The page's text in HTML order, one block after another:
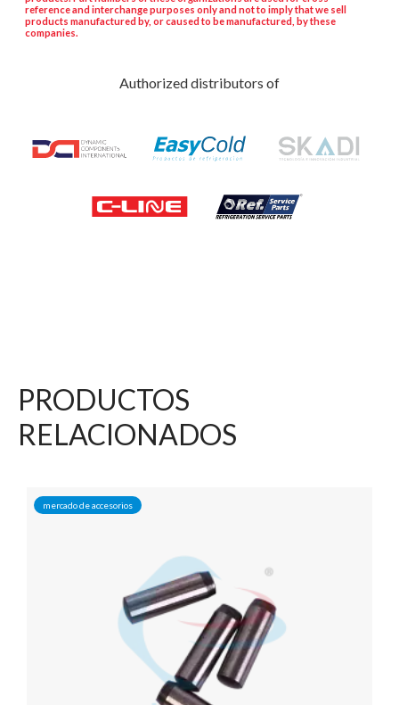
reference and interchange purposes only and not to imply that we sell
products manufactured by, or caused to be manufactured, by these
companies.
Authorized distributors of
PRODUCTOS
RELACIONADOS
mercado de accesorios